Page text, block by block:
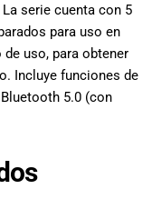
serie cuenta con 5
para uso en
uso, para obtener
Incluye funciones de
5.0 (con